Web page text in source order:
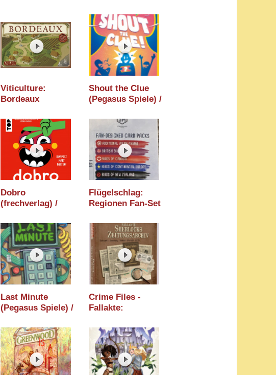
(Feuerland Spiele)
/Holzminden 2026
/Essen 2026
Games/Pegasus
Spiele) /
Holzminden 2026
/ Essen 2026
Viticulture:
Bordeaux
/ Holzminden
2026 / Essen 2026
Shout the Clue
(Pegasus Spiele) /
/ Essen 2026
Dobro
(frechverlag) /
/ Essen 2026
Flügelschlag:
Regionen Fan-Set
Spiele) /
Holzminden 2026
/ Essen 2026
Last Minute
(Pegasus Spiele) /
/ Essen 2026
Crime Files -
Fallakte:
Zeitungsarchiv
(frechverlag) /
Holzminden 2026
/ Essen 2026